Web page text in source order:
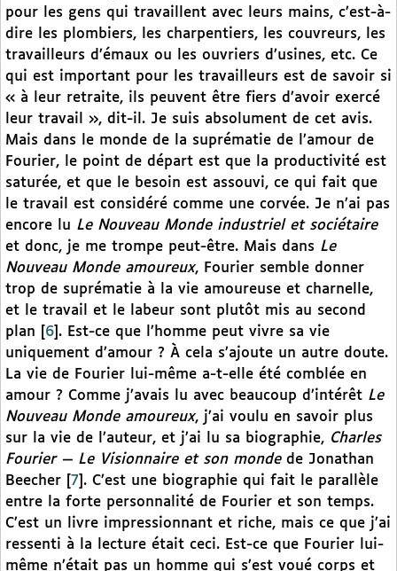
pour les gens qui travaillent avec leurs mains, c’est-à-
dire les plombiers, les charpentiers, les couvreurs, les
travailleurs d’émaux ou les ouvriers d’usines, etc. Ce
qui est important pour les travailleurs est de savoir si
« à leur retraite, ils peuvent être fiers d’avoir exercé
leur travail », dit-il. Je suis absolument de cet avis.
Mais dans le monde de la suprématie de l’amour de
Fourier, le point de départ est que la productivité est
saturée, et que le besoin est assouvi, ce qui fait que
le travail est considéré comme une corvée. Je n’ai pas
encore lu Le Nouveau Monde industriel et sociétaire
et donc, je me trompe peut-être. Mais dans Le
Nouveau Monde amoureux, Fourier semble donner
trop de suprématie à la vie amoureuse et charnelle,
et le travail et le labeur sont plutôt mis au second
plan
6 . Est-ce que l’homme peut vivre sa vie
uniquement d’amour ? À cela s’ajoute un autre doute.
La vie de Fourier lui-même a-t-elle été comblée en
amour ? Comme j’avais lu avec beaucoup d’intérêt Le
Nouveau Monde amoureux, j’ai voulu en savoir plus
sur la vie de l’auteur, et j’ai lu sa biographie, Charles
Fourier — Le Visionnaire et son monde de Jonathan
Beecher
7 . C’est une biographie qui fait le parallèle
entre la forte personnalité de Fourier et son temps.
C’est un livre impressionnant et riche, mais ce que j’ai
ressenti à la lecture était ceci. Est-ce que Fourier lui-
même n’était pas un homme qui s’est voué corps et